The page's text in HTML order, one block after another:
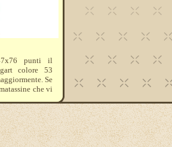
punti il
colore 53
Se
che vi